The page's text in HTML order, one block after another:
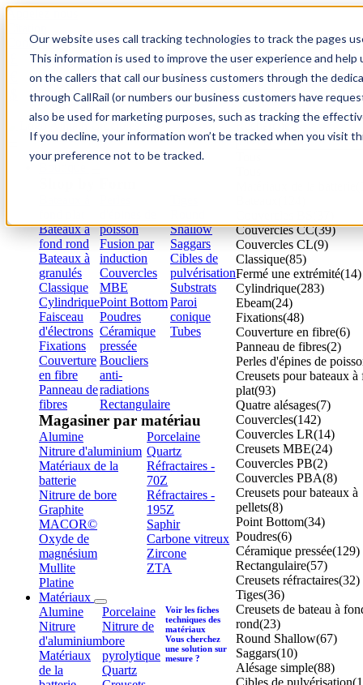
Our website uses call tracking technologies to track the pages
This information is used to improve the user experience and
on the callers that call our business customers through the
through CallRail (or numbers our business customers have
also be used for marketing purposes, such as tracking the
If you decline, your information won’t be tracked when you visit
your preference not to be tracked.
Appelez-nous
Connexion
Bateaux à
fond rond
Bateaux à
granulés
Classique
Cylindrique
Faisceau
d'électrons
Fixations
Couverture
en fibre
Panneau de
fibres
poisson
Fusion par
induction
Couvercles
MBE
Point Bottom
Poudres
Céramique
pressée
Boucliers
anti-
radiations
Rectangulaire
Shallow
Saggars
Cibles de
pulvérisation
Substrats
Paroi
conique
Tubes
Magasiner par matériau
Alumine
Nitrure d'aluminium
Matériaux de la
batterie
Nitrure de bore
Graphite
MACOR©
Oxyde de
magnésium
Mullite
Platine
Porcelaine
Quartz
Réfractaires -
70Z
Réfractaires -
195Z
Saphir
Carbone vitreux
Zircone
ZTA
Matériaux
Alumine
Nitrure
d'aluminium
Matériaux
de la
Porcelaine
Nitrure de
bore
pyrolytique
Quartz
Voir les fiches
techniques des
matériaux
Vous cherchez
une solution sur
mesure ?
Recherche
Couvercles CC(39)
Couvercles CL(9)
Classique(85)
Fermé une extrémité(14)
Cylindrique(283)
Ebeam(24)
Fixations(48)
Couverture en fibre(6)
Panneau de fibres(2)
Perles d'épines de
Creusets pour bateaux à
plat(93)
Quatre alésages(7)
Couvercles(142)
Couvercles LR(14)
Creusets MBE(24)
Couvercles PB(2)
Couvercles PBA(8)
Creusets pour bateaux à
pellets(8)
Point Bottom(34)
Poudres(6)
Céramique pressée(129)
Rectangulaire(57)
Creusets réfractaires(32)
Tiges(36)
Creusets de bateau à
rond(23)
Round Shallow(67)
Saggars(10)
Alésage simple(88)
Cibles de pulvérisation